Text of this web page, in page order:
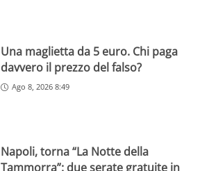
Una maglietta da 5 euro. Chi paga
davvero il prezzo del falso?
Ago 8, 2026 8:49
Napoli, torna “La Notte della
Tammorra”: due serate gratuite in